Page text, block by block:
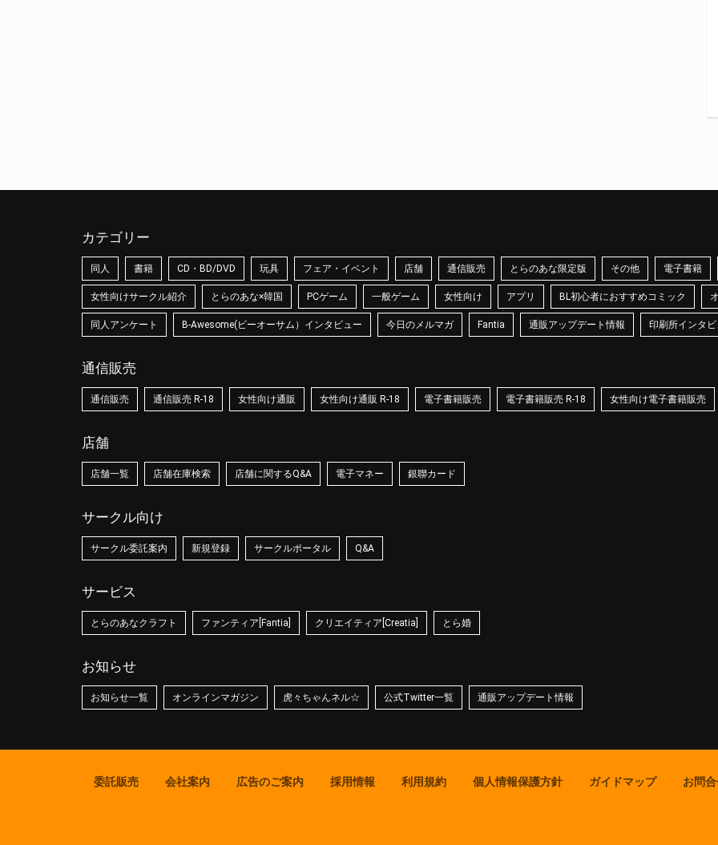
カテゴリー
同人 書籍 CD・BD/DVD 玩具 フェア・イベント 店舗 通信販売 とらのあな限定版 その他 電子書籍
女性向けサークル紹介 とらのあな×韓国 PCゲーム 一般ゲーム 女性向け アプリ BL初心者におすすめコミック
同人アンケート B-Awesome(ビーオーサム）インタビュー 今日のメルマガ Fantia 通販アップデート情報 印刷所インタ
通信販売
通信販売 通信販売 R-18 女性向け通販 女性向け通販 R-18 電子書籍販売 電子書籍販売 R-18 女性向け電子書籍販売
店舗
店舗一覧 店舗在庫検索 店舗に関するQ&A 電子マネー 銀聯カード
サークル向け
サークル委託案内 新規登録 サークルポータル Q&A
サービス
とらのあなクラフト ファンティア[Fantia] クリエイティア[Creatia] とら婚
お知らせ
お知らせ一覧 オンラインマガジン 虎々ちゃんネル☆ 公式Twitter一覧 通販アップデート情報
委託販売 会社案内 広告のご案内 採用情報 利用規約 個人情報保護方針 ガイドマップ お問